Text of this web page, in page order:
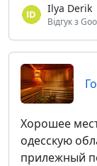
Ilya Derik
Відгук з
Хорошее
одесскую
прилежный